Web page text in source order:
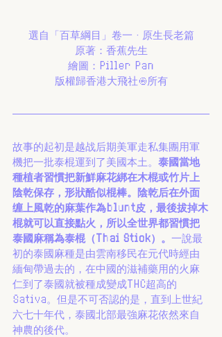
選自「百草綱目」卷一 · 原生長老篇
原著：香蕉先生
繪圖：Piller Pan
版權歸香港大飛社®所有
故事的起初是越战后期美軍走私集團用軍
機把一批泰棍運到了美國本土。 泰國當地
種植者習慣把新鮮麻花綁在木棍或竹片上
陰乾保存，形狀酷似棍棒。陰乾后在外面
缠上風乾的麻葉作為blunt皮，最後拔掉木
棍就可以直接點火，所以全世界都習慣把
泰國麻稱為泰棍（Thai Stick）。 一說最
初的泰國麻種是由雲南移民在元代時經由
緬甸帶過去的，在中國的滋補藥用的火麻
仁到了泰國就被種成變成THC超高的
Sativa。但是不可否認的是，直到上世紀
六七十年代，泰國北部最強麻花依然來自
神農的後代。